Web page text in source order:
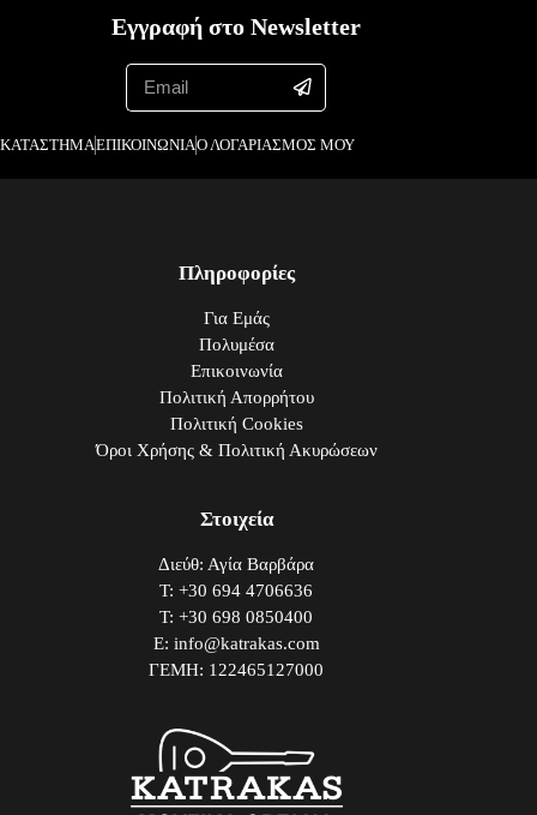
Εγγραφή στο Newsletter
ΚΑΤΑΣΤΗΜΑΕΠΙΚΟΙΝΩΝΙΑΟ ΛΟΓΑΡΙΑΣΜΟΣ ΜΟΥ
Πληροφορίες
Για Εμάς
Πολυμέσα
Επικοινωνία
Πολιτική Απορρήτου
Πολιτική Cookies
Όροι Χρήσης & Πολιτική Ακυρώσεων
Στοιχεία
Διεύθ: Αγία Βαρβάρα
Τ: +30 694 4706636
Τ: +30 698 0850400
E: info@katrakas.com
ΓΕΜΗ: 122465127000